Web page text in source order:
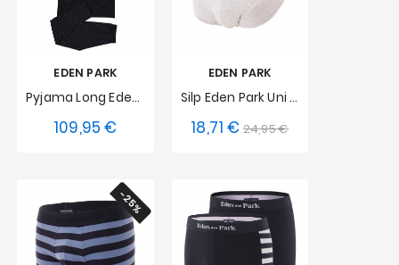
EDEN PARK
Pyjama Long Eden Park - Marine
109,95 €
S M
L
EDEN PARK
Silp Eden Park Uni - Gris Chiné
18,71 € Prix
24,95 €Prix
XXL
-25%